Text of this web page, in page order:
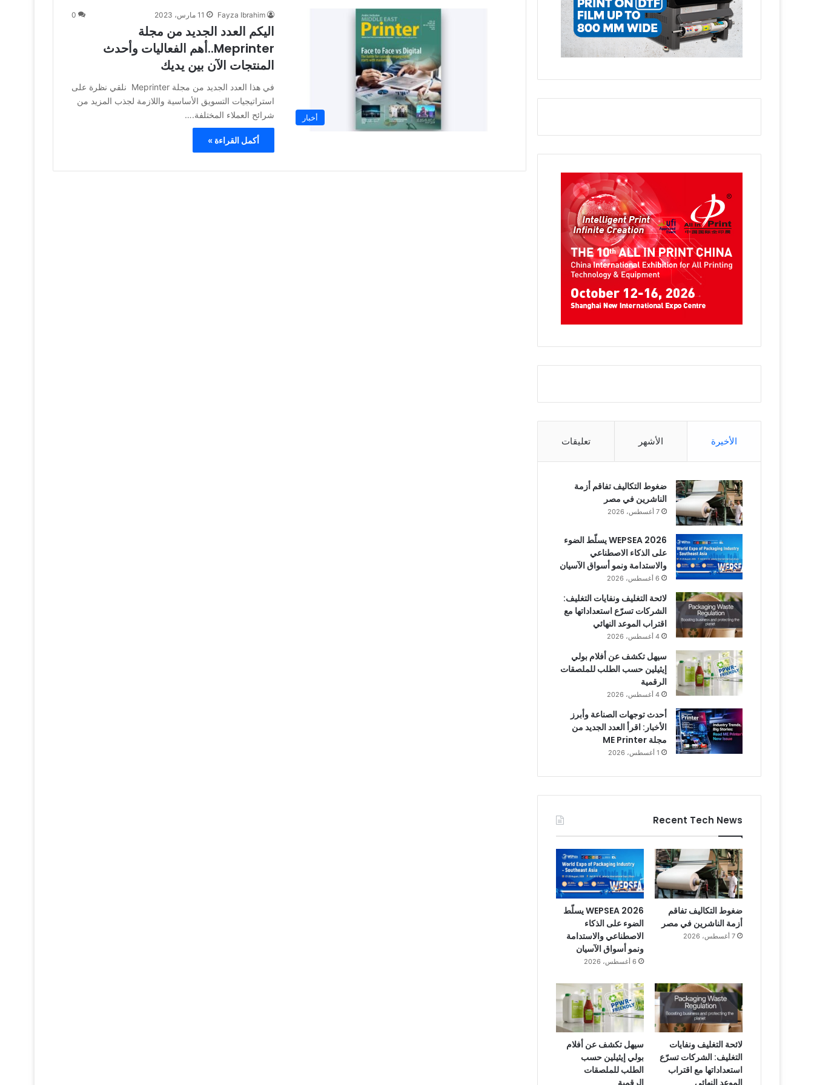
أخبار
Fayza Ibrahim 11 مارس، 2023 0
اليكم العدد الجديد من مجلة
Meprinter..أهم الفعاليات وأحدث
المنتجات الآن بين يديك
في هذا العدد الجديد من مجلة Meprinter نلقي نظرة على
استراتيجيات التسويق الأساسية واللازمة لجذب المزيد من
شرائح العملاء المختلفة.…
أكمل القراءة »
الأخيرة الأشهر تعليقات
ضغوط التكاليف تفاقم أزمة
الناشرين في مصر
7 أغسطس، 2026
WEPSEA 2026 يسلّط الضوء
على الذكاء الاصطناعي
والاستدامة ونمو أسواق الآسيان
6 أغسطس، 2026
لائحة التغليف ونفايات التغليف:
الشركات تسرّع استعداداتها مع
اقتراب الموعد النهائي
4 أغسطس، 2026
سيهل تكشف عن أفلام بولي
إيثيلين حسب الطلب للملصقات
الرقمية
4 أغسطس، 2026
أحدث توجهات الصناعة وأبرز
الأخبار: اقرأ العدد الجديد من
مجلة ME Printer
1 أغسطس، 2026
Recent Tech News
ضغوط التكاليف تفاقم
أزمة الناشرين في مصر
7 أغسطس، 2026
WEPSEA 2026 يسلّط
الضوء على الذكاء
الاصطناعي والاستدامة
ونمو أسواق الآسيان
6 أغسطس، 2026
لائحة التغليف ونفايات
التغليف: الشركات تسرّع
استعداداتها مع اقتراب
سيهل تكشف عن أفلام
بولي إيثيلين حسب
الطلب للملصقات